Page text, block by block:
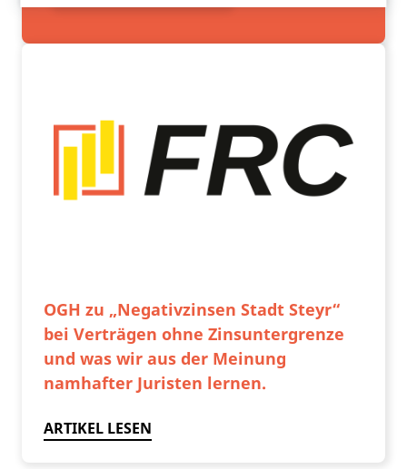
OGH zu „Negativzinsen Stadt Steyr“
bei Verträgen ohne Zinsuntergrenze
und was wir aus der Meinung
namhafter Juristen lernen.
ARTIKEL LESEN